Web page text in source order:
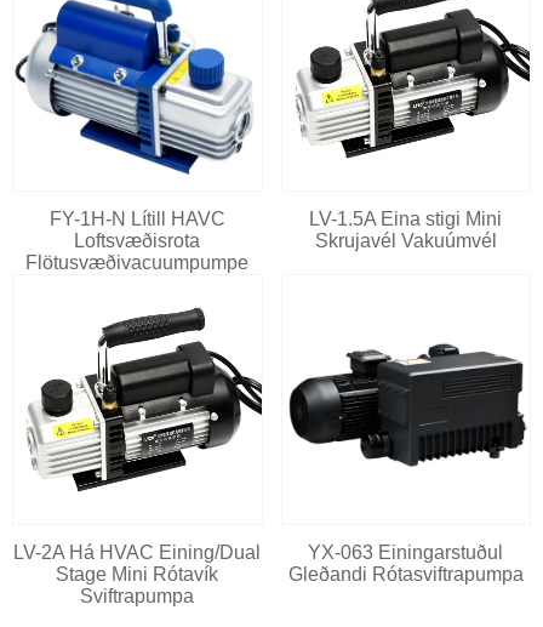
FY-1H-N Lítill HAVC
Loftsvæðisrota
Flötusvæðivacuumpumpe
LV-1.5A Eina stigi Mini
Skrujavél Vakuúmvél
LV-2A Há HVAC Eining/Dual
Stage Mini Rótavík
Sviftrapumpa
YX-063 Einingarstuðul
Gleðandi Rótasviftrapumpa